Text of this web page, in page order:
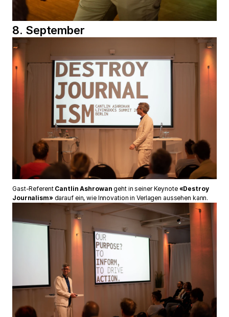
8. September
Gast-Referent Cantlin Ashrowan geht in seiner Keynote «Destroy
Journalism»darauf ein, wie Innovation in Verlagen aussehen kann.